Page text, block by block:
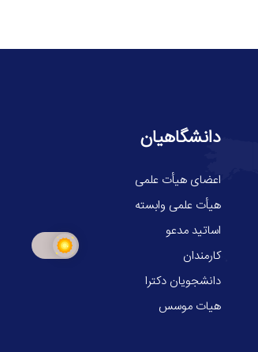
دانشگاهیان
اعضای هیأت علمی
هیأت علمی وابسته
اساتید مدعو
کارمندان
دانشجویان دکترا
هیات موسس